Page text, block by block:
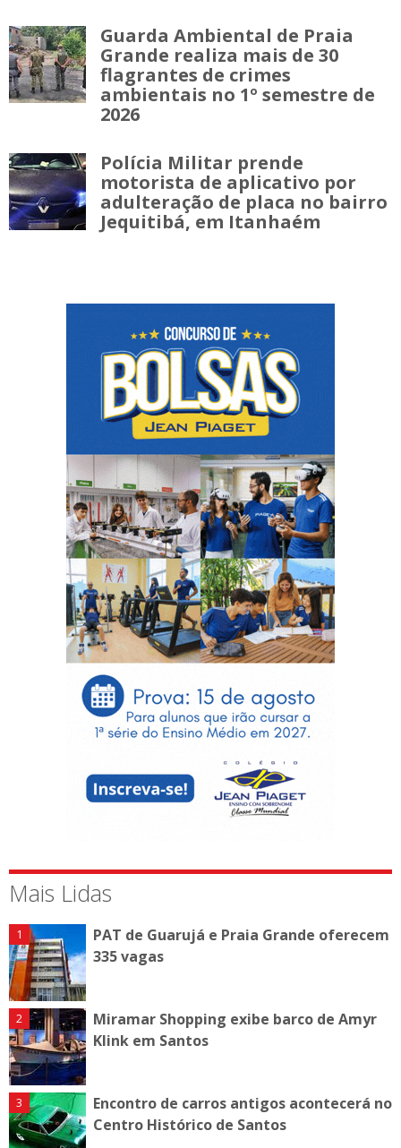
Guarda Ambiental de Praia
Grande realiza mais de 30
flagrantes de crimes
ambientais no 1º semestre de
2026
Polícia Militar prende
motorista de aplicativo por
adulteração de placa no bairro
Jequitibá, em Itanhaém
Mais Lidas
PAT de Guarujá e Praia Grande oferecem
335 vagas
Miramar Shopping exibe barco de Amyr
Klink em Santos
Encontro de carros antigos acontecerá no
Centro Histórico de Santos